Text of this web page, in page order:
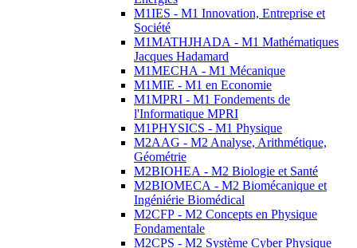
M1IES - M1 Innovation, Entreprise et
Société
M1MATHJHADA - M1 Mathématiques
Jacques Hadamard
M1MECHA - M1 Mécanique
M1MIE - M1 en Economie
M1MPRI - M1 Fondements de
l'Informatique MPRI
M1PHYSICS - M1 Physique
M2AAG - M2 Analyse, Arithmétique,
Géométrie
M2BIOHEA - M2 Biologie et Santé
M2BIOMECA - M2 Biomécanique et
Ingéniérie Biomédical
M2CFP - M2 Concepts en Physique
Fondamentale
M2CPS - M2 Système Cyber Physique